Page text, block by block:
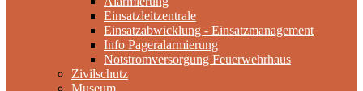
Einsatzleitzentrale
Einsatzabwicklung - Einsatzmanagement
Info Pageralarmierung
Notstromversorgung Feuerwehrhaus
Zivilschutz
Museum